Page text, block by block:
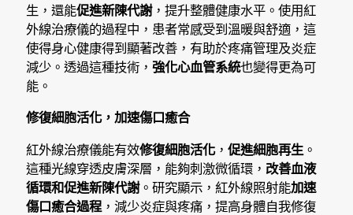
生，還能促進新陳代謝，提升整體健康水平。使用紅
外線治療儀的過程中，患者常感受到溫暖與舒適，這
使得身心健康得到顯著改善，有助於疼痛管理及炎症
減少。透過這種技術，強化心血管系統也變得更為可
能。
修復細胞活化，加速傷口癒合
紅外線治療儀能有效修復細胞活化，促進細胞再生 。
這種光線穿透皮膚深層，能夠刺激微循環， 改善血液
循環和促進新陳代謝。研究顯示，紅外線照射能加速
傷口癒合過程 ，減少炎症與疼痛，提高身體自我修復